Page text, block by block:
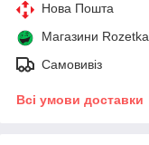
Нова Пошта
Магазини Rozetka
Самовивіз
Всі умови доставки